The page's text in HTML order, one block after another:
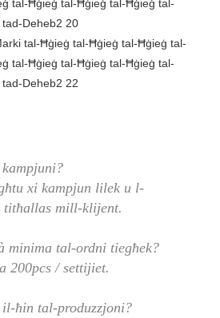
xi kampjun lilek u l-
titħallas mill-klijent.
minima tal-ordni tiegħek?
200pcs / settijiet.
ħin tal-produzzjoni?